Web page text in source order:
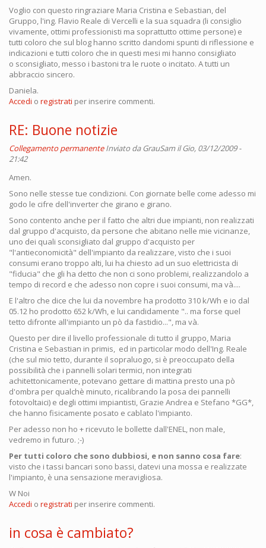
Voglio con questo ringraziare Maria Cristina e Sebastian, del
Gruppo, l'ing. Flavio Reale di Vercelli e la sua squadra (li consiglio
vivamente, ottimi professionisti ma soprattutto ottime persone) e
tutti coloro che sul blog hanno scritto dandomi spunti di riflessione e
indicazioni e tutti coloro che in questi mesi mi hanno consigliato
o sconsigliato, messo i bastoni tra le ruote o incitato. A tutti un
abbraccio sincero.
Daniela.
Accedi o registrati per inserire commenti.
RE: Buone notizie
Collegamento permanente Inviato daGrauSamil Gio, 03/12/2009 -
21:42
Amen.
Sono nelle stesse tue condizioni. Con giornate belle come adesso mi
godo le cifre dell'inverter che girano e girano.
Sono contento anche per il fatto che altri due impianti, non realizzati
dal gruppo d'acquisto, da persone che abitano nelle mie vicinanze,
uno dei quali sconsigliato dal gruppo d'acquisto per
"l'antieconomicità" dell'impianto da realizzare, visto che i suoi
consumi erano troppo alti, lui ha chiesto ad un suo elettricista di
"fiducia" che gli ha detto che non ci sono problemi, realizzandolo a
tempo di record e che adesso non copre i suoi consumi, ma và....
E l'altro che dice che lui da novembre ha prodotto 310 k/Wh e io dal
05.12 ho prodotto 652 k/Wh, e lui candidamente ".. ma forse quel
tetto difronte all'impianto un pò da fastidio...", ma và.
Questo per dire il livello professionale di tutto il gruppo, Maria
Cristina e Sebastian in primis, ed in particolar modo dell'Ing. Reale
(che sul mio tetto, durante il sopraluogo, si è preoccupato della
possibilità che i pannelli solari termici, non integrati
achitettonicamente, potevano gettare di mattina presto una pò
d'ombra per qualchè minuto, ricalibrando la posa dei pannelli
fotovoltaici) e degli ottimi impiantisti, Grazie Andrea e Stefano *GG*,
che hanno fisicamente posato e cablato l'impianto.
Per adesso non ho + ricevuto le bollette dall'ENEL, non male,
vedremo in futuro. ;-)
Per tutti coloro che sono dubbiosi, e non sanno cosa fare:
visto che i tassi bancari sono bassi, datevi una mossa e realizzate
l'impianto, è una sensazione meravigliosa.
W Noi
Accedi o registrati per inserire commenti.
in cosa è cambiato?